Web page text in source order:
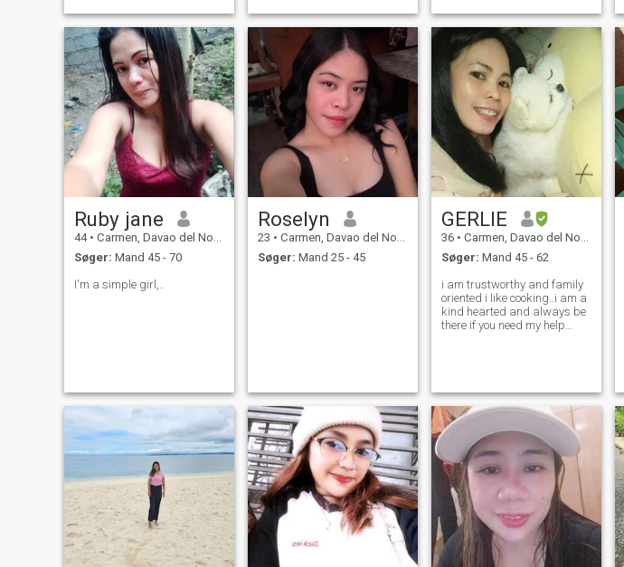
please no
scammers,perverts and
ghosting. I
så positiv partner, der elsker
at prøve nye oplevelser og er
en stor og åben formidler.
Hvis du er interesseret min
whats app nummer + 639.
4861. 49268.
Ruby jane
44 • Carmen, Davao del Norte, Filippinerne
Søger: Mand 45 - 70
I'm a simple girl,..
Roselyn
23 • Carmen, Davao del Norte, Filippinerne
Søger: Mand 25 - 45
GERLIE
36 • Carmen, Davao del Norte, Filippinerne
Søger: Mand 45 - 62
i am trustworthy and family
oriented i like cooking..i am a
kind hearted and always be
there if you need my help